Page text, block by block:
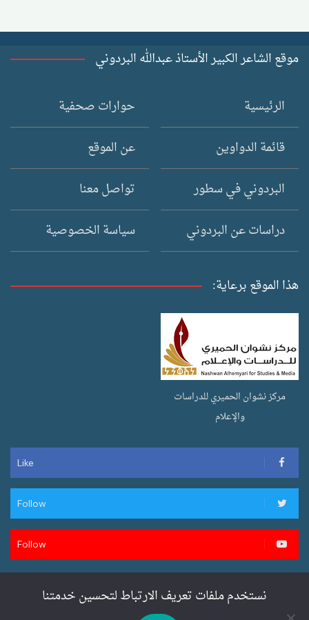
موقع الشاعر الكبير الأستاذ عبدالله البردوني
الرئيسية
قائمة الدواوين
البردوني في سطور
دراسات عن البردوني
حوارات صحفية
عن الموقع
تواصل معنا
سياسة الخصوصية
هذا الموقع برعاية:
مركز نشوان الحميري للدراسات
والإعلام
Like
Follow
Follow
تصميم وتطوير سنان ويب لخدمات المواقع
نستخدم ملفات تعريف الارتباط لتحسين خدمتنا